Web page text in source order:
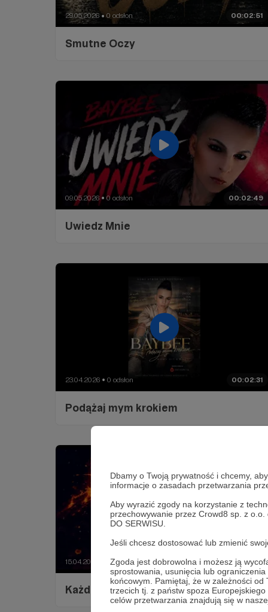
Dbamy o Twoją prywatność i chcemy,
informacje o zasadach przetwarzania
Aby wyrazić zgody na korzystanie z
przechowywanie przez Crowd8 sp. z
DO SERWISU.
Jeśli chcesz dostosować lub zmienić
Zgoda jest dobrowolna i możesz ją
sprostowania, usunięcia lub
końcowym. Pamiętaj, że w zależności
trzecich tj. z państw spoza
celów przetwarzania znajdują się w
00:02:51
29.05.2026 ● 0 odsłon
Smutne Oczy
00:02:49
09.05.2026 ● 0 odsłon
Uwiedz Mnie
00:02:31
23.04.2026 ● 0 odsłon
Podążaj mym krokiem
00:00:45
15.04.2026 0 odsłon
Każda linijka ,to mój oddech